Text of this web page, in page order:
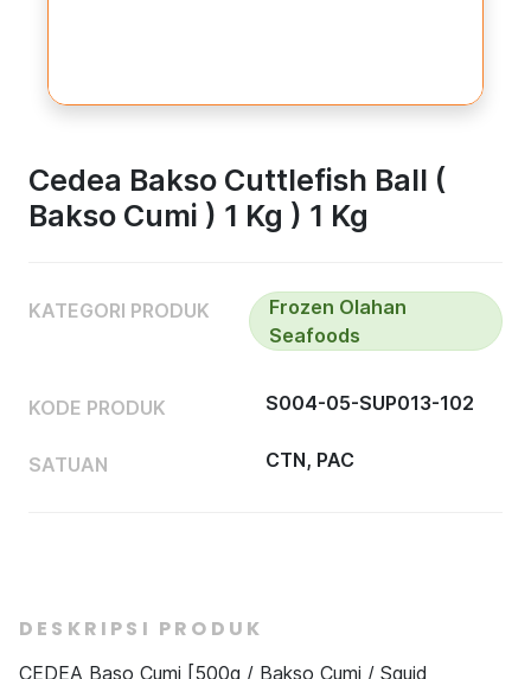
Cedea Bakso Cuttlefish Ball (
Bakso Cumi ) 1 Kg ) 1 Kg
KATEGORI PRODUK
Frozen Olahan
Seafoods
KODE PRODUK S004-05-SUP013-102
SATUAN CTN, PAC
DESKRIPSI PRODUK
CEDEA Baso Cumi [500g / Bakso Cumi / Squid